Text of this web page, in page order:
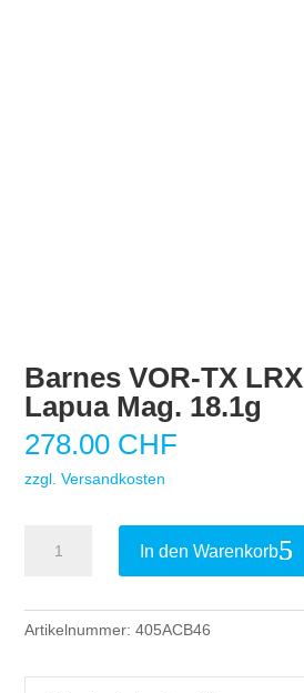
Barnes VOR-TX
Lapua Mag. 18.1g
278.00 CHF
zzgl. Versandkosten
VOR-
LRX
BT
In den Warenkorb
Artikelnummer:405ACB46